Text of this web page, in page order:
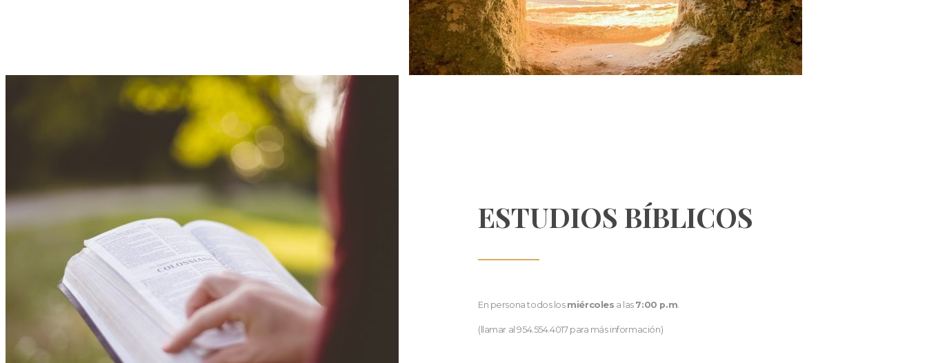
ESTUDIOS BÍBLICOS
En persona todos los miércoles a las 7:00 p.m
(llamar al 954.554.4017 para más información)